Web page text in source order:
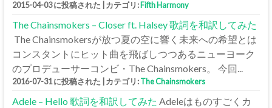
2015-04-03 に投稿された カテゴリ:Fifth Harmony
The Chainsmokers – Closer ft. Halsey 歌詞を和訳してみた
The Chainsmokersが放つ夏の空に響く未来への希望とは
コンスタントにヒット曲を飛ばしつつあるニューヨーク
のプロデューサーコンビ・The Chainsmokers。 今回...
2016-07-31 に投稿された カテゴリ:The Chainsmokers
Adele – Hello 歌詞を和訳してみた Adeleはものすごくカ